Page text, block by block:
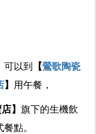
可以到 【鶯歌陶瓷
】 用午餐，
】 旗下的生機飲
點。